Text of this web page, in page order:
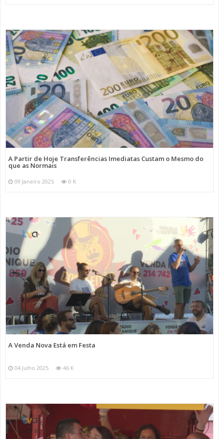
A Partir de Hoje Transferências Imediatas Custam o Mesmo do
que as Normais
09 Janeiro 2025 0 K
A Venda Nova Está em Festa
04 Julho 2025 46 K